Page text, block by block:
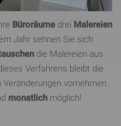
Büroräume drei Malereien
Jahr sehnen Sie sich
die Malereien aus
Verfahrens bleibt die
vornehmen.
monatlich möglich!